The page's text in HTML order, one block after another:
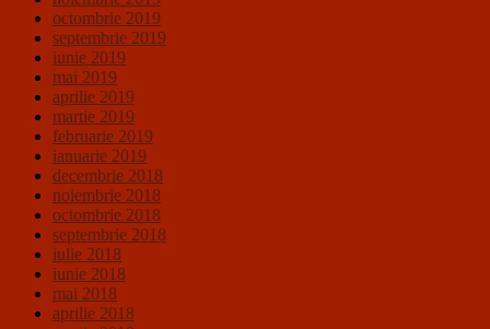
octombrie 2019
septembrie 2019
iunie 2019
mai 2019
aprilie 2019
martie 2019
februarie 2019
ianuarie 2019
decembrie 2018
noiembrie 2018
octombrie 2018
septembrie 2018
iulie 2018
iunie 2018
mai 2018
aprilie 2018